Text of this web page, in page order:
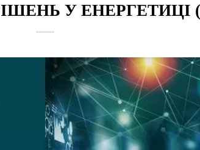
У ЕНЕРГЕТИЦІ